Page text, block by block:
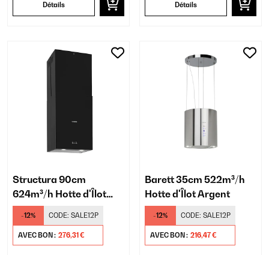
Détails Détails
Structura 90cm
624m³/h Hotte d'Îlot
Noir
-12% CODE: SALE12P
AVEC BON : 276,31 €
Barett 35cm 522m³/h
Hotte d'Îlot Argent
-12% CODE: SALE12P
AVEC BON : 216,47 €